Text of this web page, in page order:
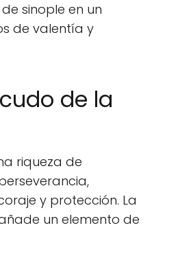
sinople en un
de valentía y
de la
riqueza de
y protección. La
un elemento de